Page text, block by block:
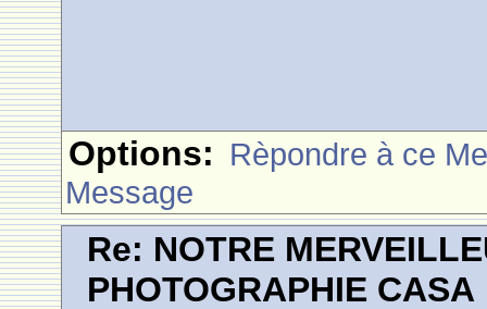
Options: Rèpondre à ce
Message
Re: NOTRE
PHOTOGRAPHIE CASA